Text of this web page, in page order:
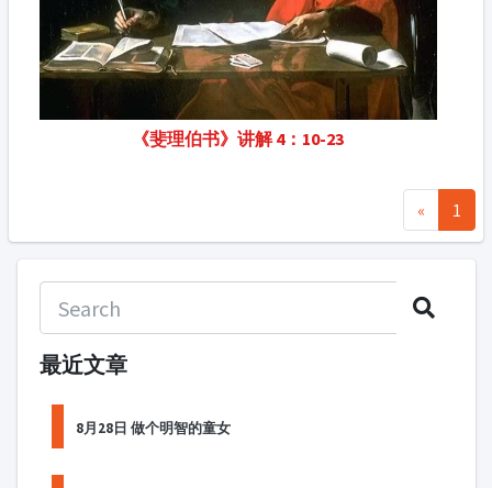
《斐理伯书》讲解 4：10-23
« 1
最近文章
8月28日 做个明智的童女